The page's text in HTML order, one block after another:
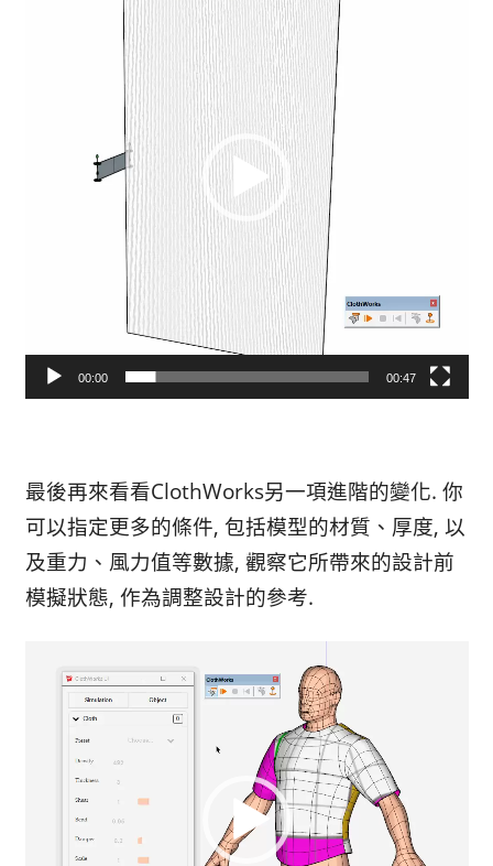
00:00 00:47
最後再來看看ClothWorks另一項進階的變化. 你
可以指定更多的條件, 包括模型的材質、厚度, 以
及重力、風力值等數據, 觀察它所帶來的設計前
模擬狀態, 作為調整設計的參考.